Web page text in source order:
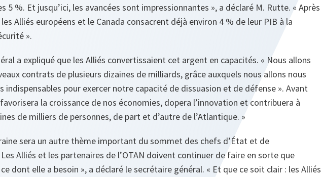
5 %. Et jusqu’ici, les avancées sont impressionnantes », a déclaré M. Rutte. « Après
Alliés européens et le Canada consacrent déjà environ 4 % de leur PIB à la
».
a expliqué que les Alliés convertissaient cet argent en capacités. « Nous allons
contrats de plusieurs dizaines de milliards, grâce auxquels nous allons nous
indispensables pour exercer notre capacité de dissuasion et de défense ». Avant
favorisera la croissance de nos économies, dopera l’innovation et contribuera à
de milliers de personnes, de part et d’autre de l’Atlantique. »
sera un autre thème important du sommet des chefs d’État et de
Alliés et les partenaires de l’OTAN doivent continuer de faire en sorte que
dont elle a besoin », a déclaré le secrétaire général. « Et que ce soit clair : les Alliés